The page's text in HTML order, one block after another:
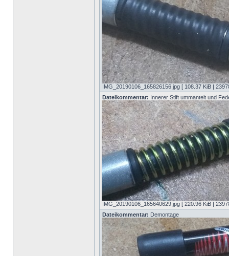
IMG_20190106_165826156.jpg [ 108.37 KiB |
Dateikommentar: Innerer Stift ummantelt und
IMG_20190106_165640629.jpg [ 220.96 KiB |
Dateikommentar: Demontage